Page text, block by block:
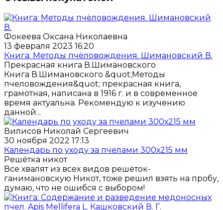
Фокеева Оксана Николаевна
13 февраля 2023 16:20
Книга: Методы пчёловождения. Шимановский В.
Прекрасная книга В.Шимановского
Книга В.Шимановского &quot;Методы
пчеловождения&quot; прекрасная книга,
грамотная, написана в 1916 г. и в современное
время актуальна. Рекомендую к изучению
данной...
Вилисов Николай Сергеевич
30 ноября 2022 17:13
Календарь по уходу за пчелами 300х215 мм
Решётка никот
Все хвалят из всех видов решёток-
ганимановскую Никот, тоже решил взять на пробу,
думаю, что не ошибся с выбором!